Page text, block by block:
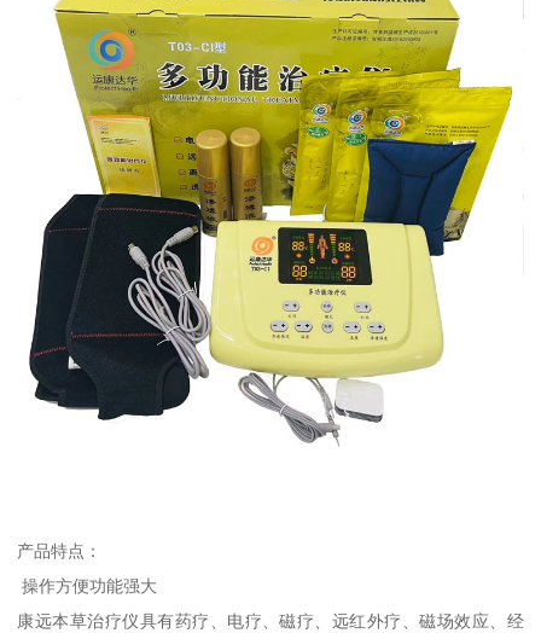
产品特点：
操作方便功能强大
康远本草治疗仪具有药疗、电疗、磁疗、远红外疗、磁场效应、经